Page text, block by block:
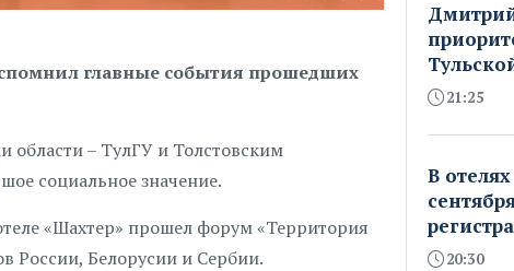
главные события прошедших
– ТулГУ и Толстовским
социальное значение.
«Шахтер» прошел форум «Территория
России, Белорусии и Сербии.
21:25
В
20:30